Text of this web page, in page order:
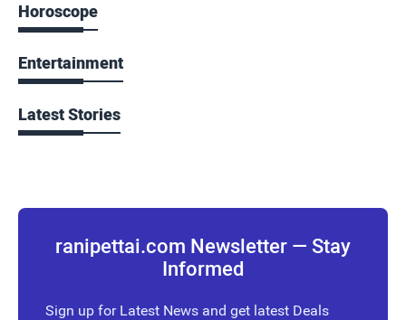
Horoscope
Entertainment
Latest Stories
ranipettai.com Newsletter — Stay
Informed
Sign up for Latest News and get latest Deals